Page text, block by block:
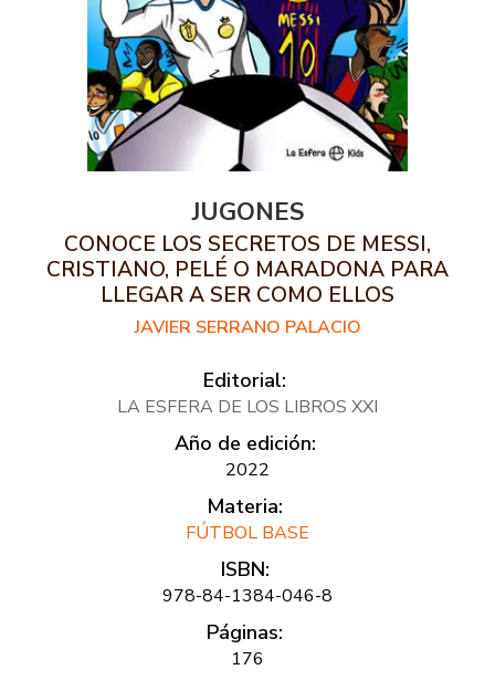
JUGONES
CONOCE LOS SECRETOS DE MESSI,
CRISTIANO, PELÉ O MARADONA PARA
LLEGAR A SER COMO ELLOS
JAVIER SERRANO PALACIO
Editorial:
LA ESFERA DE LOS LIBROS XXI
Año de edición:
2022
Materia:
FÚTBOL BASE
ISBN:
978-84-1384-046-8
Páginas:
176